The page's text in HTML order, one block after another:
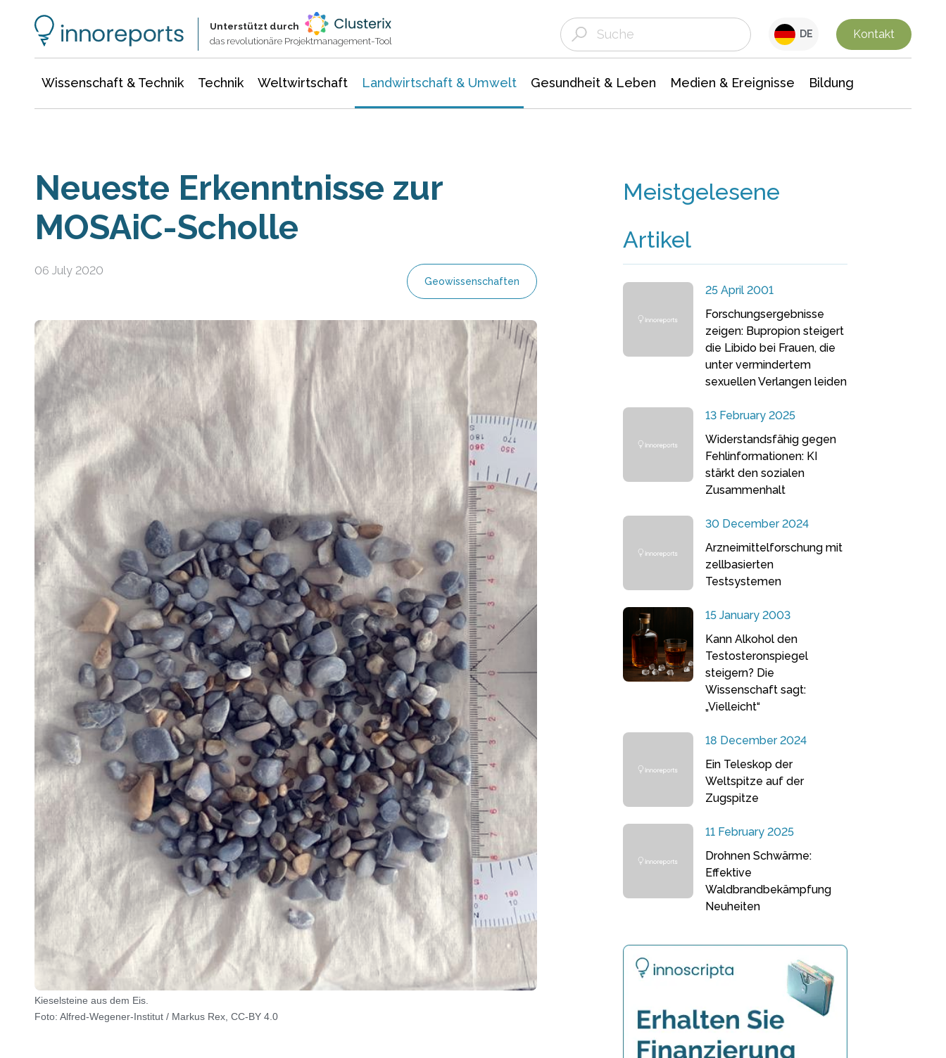
Unterstützt durch
das revolutionäre Projektmanagement-Tool
DE Kontakt
Wissenschaft & Technik Technik Weltwirtschaft Landwirtschaft & Umwelt Gesundheit & Leben Medien & Ereignisse Bildung
Neueste Erkenntnisse zur
MOSAiC-Scholle
06 July 2020
Geowissenschaften
Kieselsteine aus dem Eis.
Foto: Alfred-Wegener-Institut / Markus Rex, CC-BY 4.0
Meistgelesene
Artikel
25 April 2001
Forschungsergebnisse
zeigen: Bupropion steigert
die Libido bei Frauen, die
unter vermindertem
sexuellen Verlangen leiden
13 February 2025
Widerstandsfähig gegen
Fehlinformationen: KI
stärkt den sozialen
Zusammenhalt
30 December 2024
Arzneimittelforschung mit
zellbasierten
Testsystemen
15 January 2003
Kann Alkohol den
Testosteronspiegel
steigern? Die
Wissenschaft sagt:
„Vielleicht“
18 December 2024
Ein Teleskop der
Weltspitze auf der
Zugspitze
11 February 2025
Drohnen Schwärme:
Effektive
Waldbrandbekämpfung
Neuheiten